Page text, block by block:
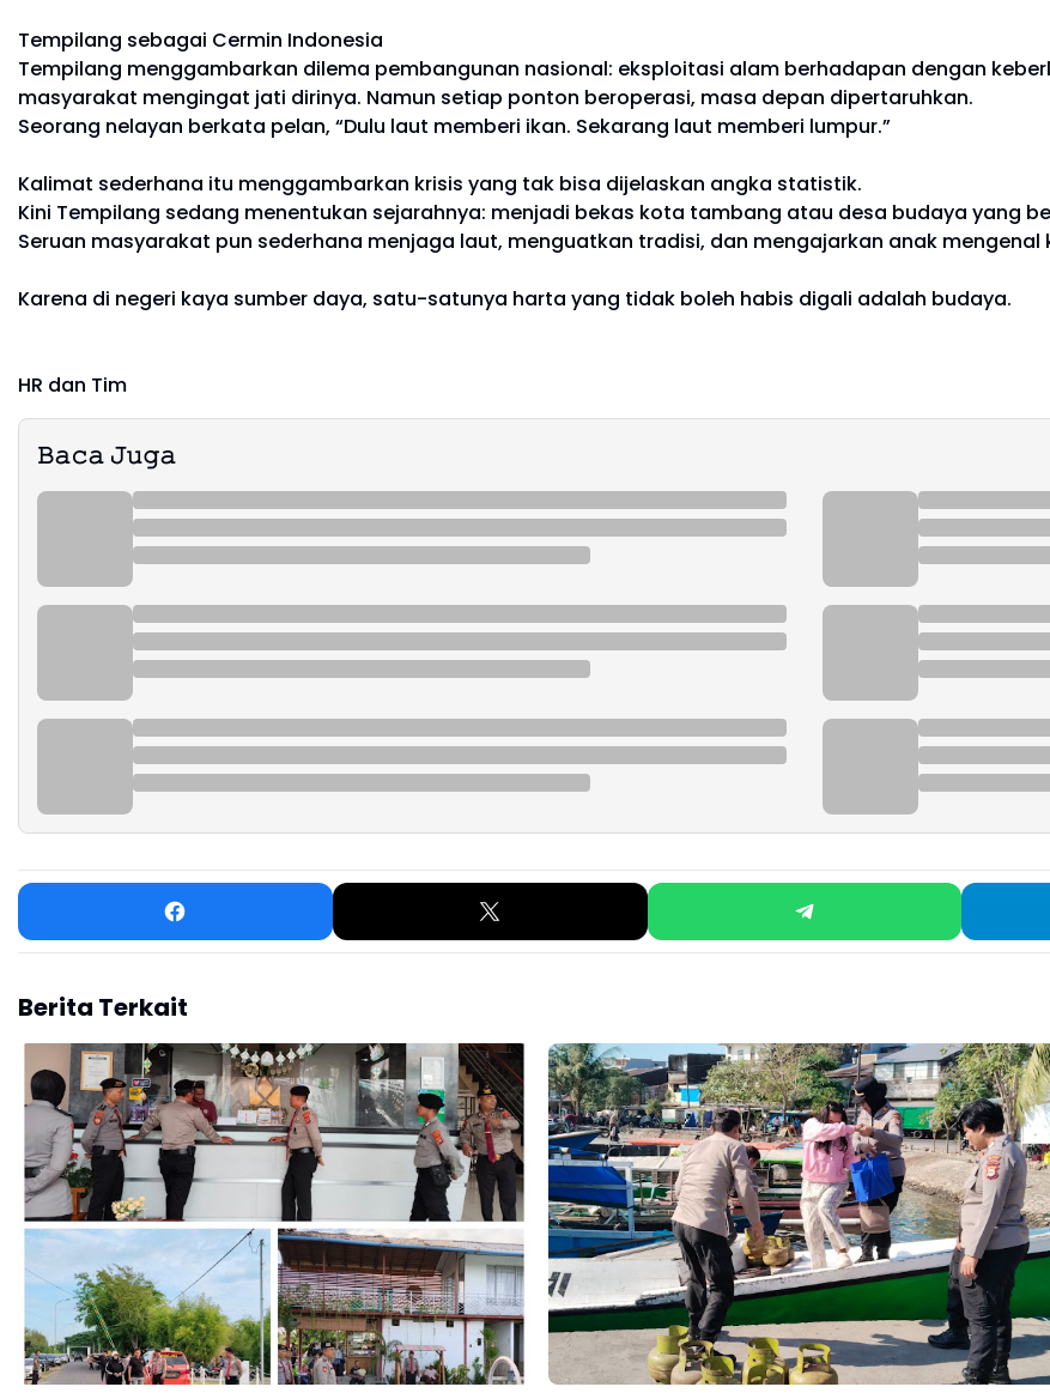
Tempilang sebagai Cermin Indonesia
Tempilang menggambarkan dilema pembangunan nasional: eksploitasi alam berhadapan dengan
masyarakat mengingat jati dirinya. Namun setiap ponton beroperasi, masa depan dipertaruhkan.
Seorang nelayan berkata pelan, “Dulu laut memberi ikan. Sekarang laut memberi lumpur.”
Kalimat sederhana itu menggambarkan krisis yang tak bisa dijelaskan angka statistik.
Kini Tempilang sedang menentukan sejarahnya: menjadi bekas kota tambang atau desa budaya yang
Seruan masyarakat pun sederhana menjaga laut, menguatkan tradisi, dan mengajarkan anak mengenal
Karena di negeri kaya sumber daya, satu-satunya harta yang tidak boleh habis digali adalah budaya.
HR dan Tim
𝙱𝚊𝚌𝚊 𝙹𝚞𝚐𝚊
Berita Terkait